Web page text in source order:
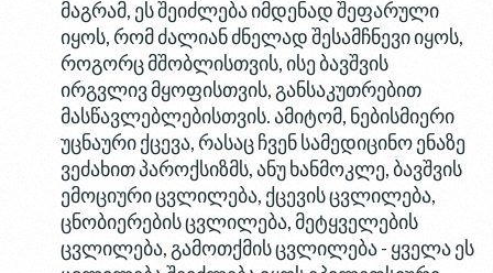
მაგრამ, ეს შეიძლება იმდენად შეფარული
იყოს, რომ ძალიან ძნელად შესამჩნევი იყოს,
როგორც მშობლისთვის, ისე ბავშვის
ირგვლივ მყოფისთვის, განსაკუთრებით
მასწავლებლებისთვის. ამიტომ, ნებისმიერი
უცნაური ქცევა, რასაც ჩვენ სამედიცინო ენაზე
ვეძახით პაროქსიზმს, ანუ ხანმოკლე, ბავშვის
ემოციური ცვლილება, ქცევის ცვლილება,
ცნობიერების ცვლილება, მეტყველების
ცვლილება, გამოთქმის ცვლილება - ყველა ეს